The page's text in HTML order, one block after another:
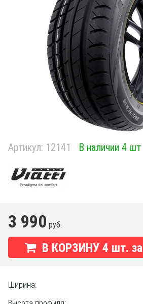
Артикул: 12141 В наличии 4 шт
3 990 руб.
В КОРЗИНУ 4 шт. за
Ширина: